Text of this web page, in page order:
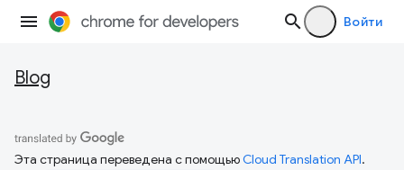
Войти
Blog
Эта страница переведена с помощьюCloud Translation API.